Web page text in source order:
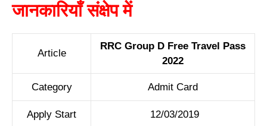
जानकारियाँ संक्षेप में
Article
RRC Group D Free Travel Pass
2022
Category Admit Card
Apply Start 12/03/2019